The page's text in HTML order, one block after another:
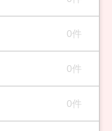
0件
0件
0件